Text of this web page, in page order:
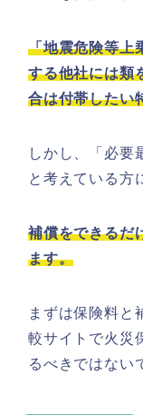
「地震危険等上
する他社には類
合は付帯したい
しかし、「必要
と考えている方
補償をできるだ
ます。
まずは保険料と
較サイトで火災
るべきではない